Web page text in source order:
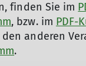
finden Sie im
, bzw. im PDF-
anderen
.